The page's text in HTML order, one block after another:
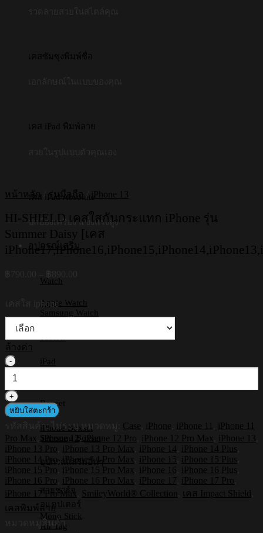
เคสซัมซุงพิมพ์ชื่อ
เคส iPad พิมพ์ลาย
เคส iPad Absolute
ปกป้องเครื่อง แข็งแรงสูง
อุปกรณ์เสริม
Watch
Apple Watch
Samsung Watch
Tablets
iPad
Boxset
iPhone Boxset
Samsung Boxset
อุปกรณ์เสริมอื่นๆ
สายชาร์จ
อแดปเตอร์
Mono Stick
Air Tag
หน้าหลัก / รุ่นมือถือ / iPhone 13
HI-SHIELD เคสใสกันกระแทก iPhone รุ่น
Summer Daisy [เคส
through
฿890.00
เคสใส iphone
ล้างค่า
จำนวน
SHIELD
เคส
ใส
กระแทก
iPhone
รุ่น
Summer
[เคส
iPhone17,iPhone16,iPhone15,iPhone14,iPhone13,iPhone12]
หยิบใส่ตะกร้า
รหัสสินค้า: ไม่ระบุ หมวดหมู่: Case iPhone iPhone 11
iPhone 11
Pro Max iPhone 12 , iPhone 12 Pro iPhone 12 Pro Max iPhone 13
iPhone 13 Pro
iPhone 13 Pro Max iPhone 14 iPhone 14 Plus
iPhone 14 Pro, iPhone 14 Pro Max iPhone 15 iPhone 15 Plus
iPhone 15 Pro
iPhone 15 Pro Max iPhone 16 iPhone 16 Plus
iPhone 16 Pro
iPhone 16 Pro Max iPhone 17 iPhone 17 Pro
iPhone 17 Pro Max
SmileyWorld® Collection เคส Impact Shield
เคสพิมพ์ลาย
หมวดหมู่สินค้า